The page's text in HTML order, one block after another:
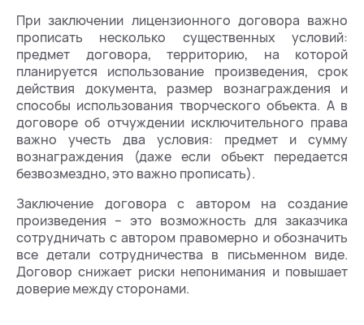
При заключении лицензионного договора важно
прописать несколько существенных условий:
предмет договора, территорию, на которой
планируется использование произведения, срок
действия документа, размер вознаграждения и
способы использования творческого объекта. А в
договоре об отчуждении исключительного права
важно учесть два условия: предмет и сумму
вознаграждения (даже если объект передается
безвозмездно, это важно прописать).
Заключение договора с автором на создание
произведения – это возможность для заказчика
сотрудничать с автором правомерно и обозначить
все детали сотрудничества в письменном виде.
Договор снижает риски непонимания и повышает
доверие между сторонами.